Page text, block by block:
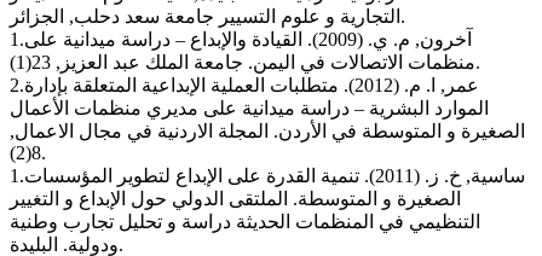
التجارية و علوم التسيير جامعة سعد دحلب, الجزائر.
1.آخرون, م. ي. (2009). القيادة والإبداع – دراسة ميدانية على
منظمات الاتصالات في اليمن. جامعة الملك عبد العزيز, 23(1).
2.عمر, ا. م. (2012). متطلبات العملية الإبداعية المتعلقة بإدارة
الموارد البشرية – دراسة ميدانية على مديري منظمات الأعمال
الصغيرة و المتوسطة في الأردن. المجلة الاردنية في مجال الاعمال,
8(2).
1.ساسية, خ. ز. (2011). تنمية القدرة على الإبداع لتطوير المؤسسات
الصغيرة و المتوسطة. الملتقى الدولي حول الإبداع و التغيير
التنظيمي في المنظمات الحديثة دراسة و تحليل تجارب وطنية
ودولية. البليدة.